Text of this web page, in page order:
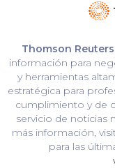
Thomson Reuters
información para
y herramientas
estratégica para
cumplimiento y de
servicio de noticias
más información,
para las